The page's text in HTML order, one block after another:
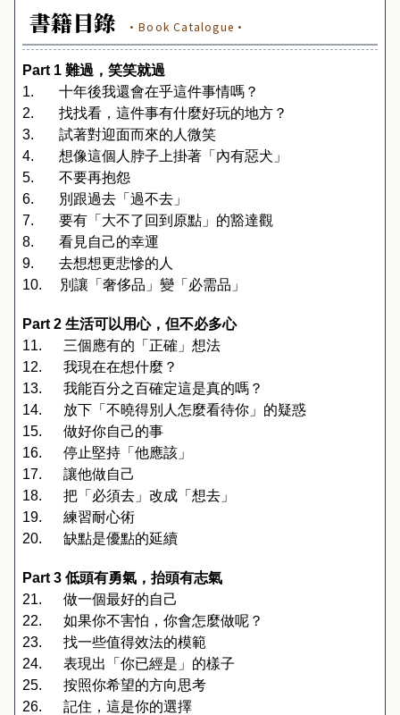
書籍目錄 ·Book Catalogue·
Part 1 難過，笑笑就過
1.
十年後我還會在乎這件事情嗎？
2.
找找看，這件事有什麼好玩的地方？
3.
試著對迎面而來的人微笑
4.
想像這個人脖子上掛著「內有惡犬」
5.
不要再抱怨
6.
別跟過去「過不去」
7.
要有「大不了回到原點」的豁達觀
8.
看見自己的幸運
9.
去想想更悲慘的人
10.
別讓「奢侈品」變「必需品」
Part 2 生活可以用心，但不必多心
11.
三個應有的「正確」想法
12.
我現在在想什麼？
13.
我能百分之百確定這是真的嗎？
14.
放下「不曉得別人怎麼看待你」的疑惑
15.
做好你自己的事
16.
停止堅持「他應該」
17.
讓他做自己
18.
把「必須去」改成「想去」
19.
練習耐心術
20.
缺點是優點的延續
Part 3 低頭有勇氣，抬頭有志氣
21.
做一個最好的自己
22.
如果你不害怕，你會怎麼做呢？
23.
找一些值得效法的模範
24.
表現出「你已經是」的樣子
25.
按照你希望的方向思考
26.
記住，這是你的選擇